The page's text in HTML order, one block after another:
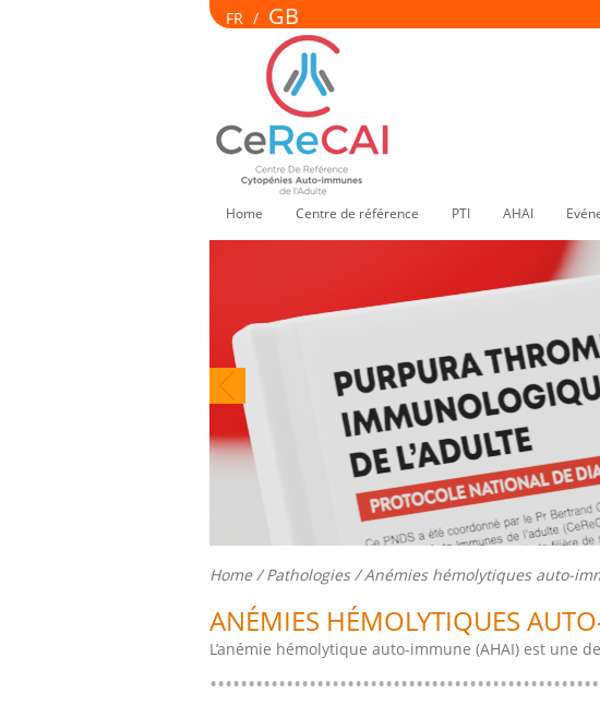
FR / GB
Home Centre de référence PTI AHAI
Home/Pathologies/ Anémies hémolytiques auto-
ANÉMIES HÉMOLYTIQUES
L’anémie hémolytique auto-immune (AHAI) est une